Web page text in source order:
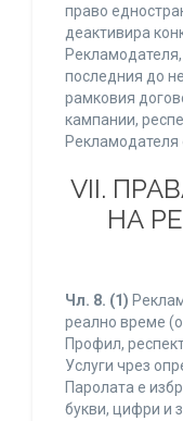
право
деактивира
последния до
рамковия
кампании,
Рекламодателя
VII.
НА
Чл. 8. (1)
реално време
Профил,
Услуги чрез
Паролата е
букви, цифри и